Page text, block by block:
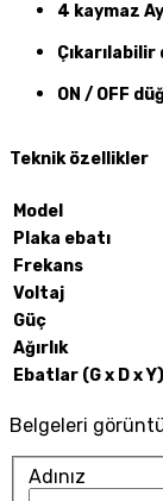
4 kaymaz
ON / OFF
Teknik özellikler
Model
Plaka ebatı
Frekans
Voltaj
Güç
Ağırlık
Ebatlar (G x D x Y)
Belgeleri
Adınız